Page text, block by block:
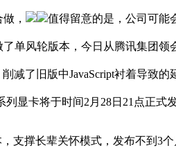
， 值得留意的是，公司可能
单风轮版本，今日从腾讯集团领
了旧版中JavaScript衬着导致
显卡将于时间2月28日21点正式发
支撑长辈关怀模式，发布不到3